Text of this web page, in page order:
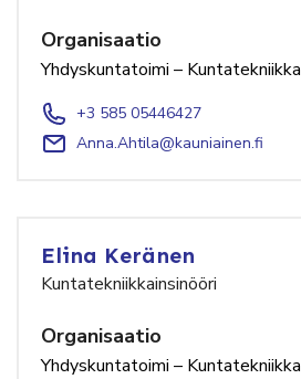
Organisaatio
Yhdyskuntatoimi – Kuntatekniikka
+3 585 05446427
Anna.Ahtila@kauniainen.fi
Elina Keränen
Kuntatekniikkainsinööri
Organisaatio
Yhdyskuntatoimi – Kuntatekniikka